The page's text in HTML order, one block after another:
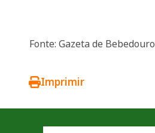
Fonte: Gazeta de Bebedouro
Imprimir